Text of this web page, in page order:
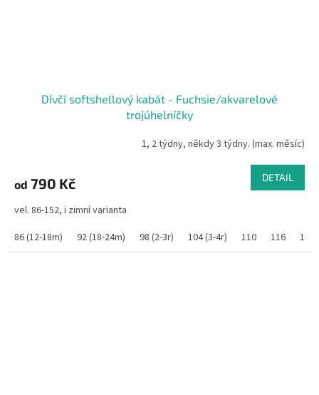
Dívčí softshellový kabát - Fuchsie/akvarelové
trojúhelníčky
1, 2 týdny, někdy 3 týdny. (max. měsíc)
od 790 Kč DETAIL
vel. 86-152, i zimní varianta
86 (12-18m)
92 (18-24m) 98 (2-3r) 104 (3-4r) 110 116 122